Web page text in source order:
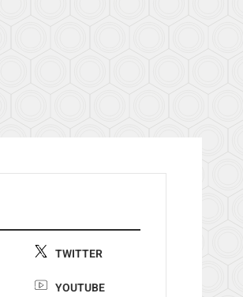
TWITTER
YOUTUBE